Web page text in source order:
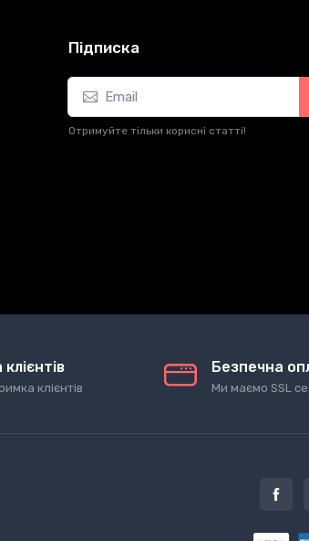
Підписка
Отримуйте тільки корисні статті!
клієнтів
Безпечна
Ми маємо SSL